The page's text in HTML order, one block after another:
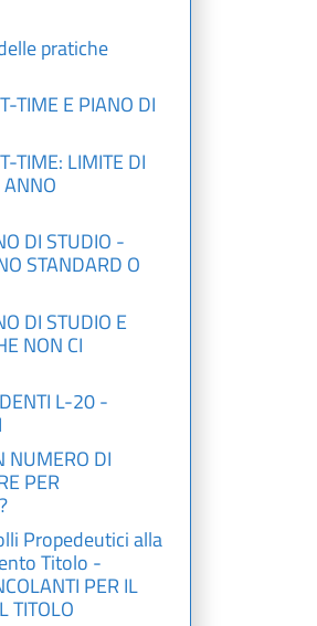
pratiche
TIME E PIANO DI
TIME: LIMITE DI
ANNO
DI STUDIO -
STANDARD O
DI STUDIO E
NON CI
L-20 -
NUMERO DI
PER
Propedeutici alla
Titolo -
PER IL
TITOLO